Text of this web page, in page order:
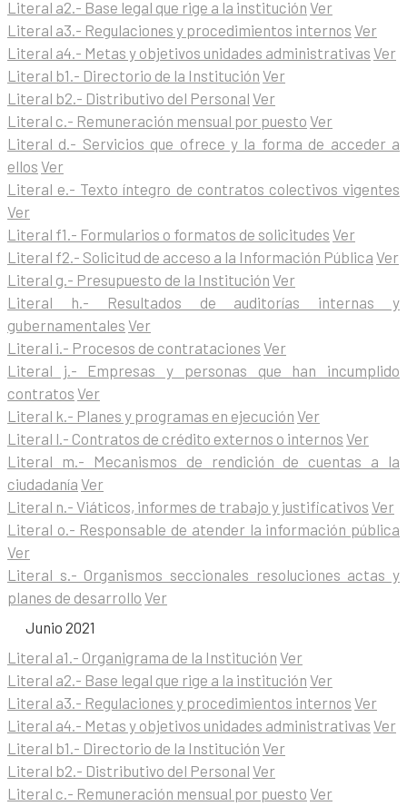
Literal a2.- Base legal que rige a la institución Ver
Literal a3.- Regulaciones y procedimientos internos Ver
Literal a4.- Metas y objetivos unidades administrativas Ver
Literal b1.- Directorio de la Institución Ver
Literal b2.- Distributivo del Personal Ver
Literal c.- Remuneración mensual por puesto Ver
Literal d.- Servicios que ofrece y la forma de acceder a
ellos Ver
Literal e.- Texto íntegro de contratos colectivos vigentes
Ver
Literal f1.- Formularios o formatos de solicitudes Ver
Literal f2.- Solicitud de acceso a la Información Pública Ver
Literal g.- Presupuesto de la Institución Ver
Literal h.- Resultados de auditorías internas y
gubernamentales Ver
Literal i.- Procesos de contrataciones Ver
Literal j.- Empresas y personas que han incumplido
contratos Ver
Literal k.- Planes y programas en ejecución Ver
Literal l.- Contratos de crédito externos o internos Ver
Literal m.- Mecanismos de rendición de cuentas a la
ciudadanía Ver
Literal n.- Viáticos, informes de trabajo y justificativos Ver
Literal o.- Responsable de atender la información pública
Ver
Literal s.- Organismos seccionales resoluciones actas y
planes de desarrollo Ver
Junio 2021
Literal a1.- Organigrama de la Institución Ver
Literal a2.- Base legal que rige a la institución Ver
Literal a3.- Regulaciones y procedimientos internos Ver
Literal a4.- Metas y objetivos unidades administrativas Ver
Literal b1.- Directorio de la Institución Ver
Literal b2.- Distributivo del Personal Ver
Literal c.- Remuneración mensual por puesto Ver